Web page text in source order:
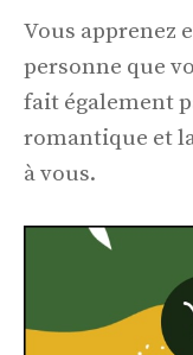
Vous apprenez
personne que
fait également
romantique et
à vous.